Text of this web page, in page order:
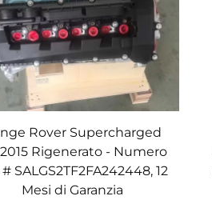
Rover Supercharged
Rigenerato - Numero
SALGS2TF2FA242448, 12
Mesi di Garanzia